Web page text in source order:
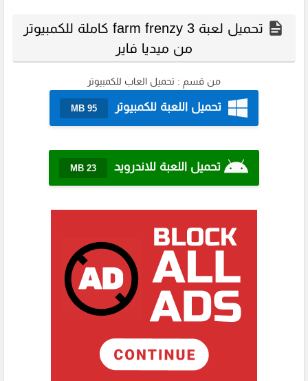
تحميل لعبة farm frenzy 3 كاملة للكمبيوتر
من ميديا فاير
من قسم : تحميل العاب للكمبيوتر
تحميل اللعبة للكمبيوتر 95 MB
تحميل اللعبة للاندرويد 23 MB